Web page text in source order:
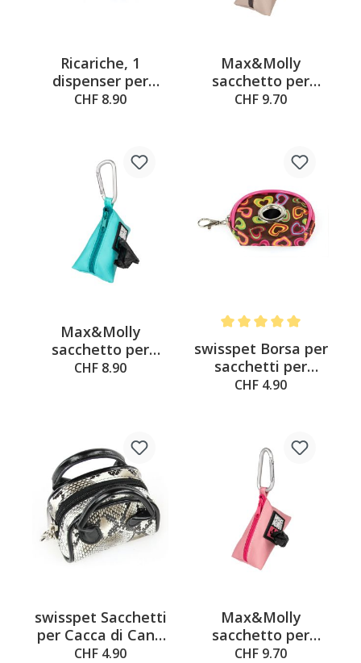
Ricariche, 1
dispenser per
disinfettante, 2
CHF 8.90
Max&Molly
sacchetto per
sacchetti igienici
CHF 9.70
Max&Molly
sacchetto per
lettiera, turchese,
CHF 8.90
swisspet Borsa per
sacchetti per
escrementi di cane
CHF 4.90
swisspet Sacchetti
per Cacca di Cane
Deluxe
CHF 4.90
Max&Molly
sacchetto per
sacchetti igienici
CHF 9.70